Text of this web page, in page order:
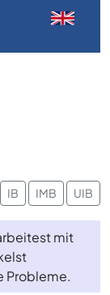
IB IMB UIB
mit
Probleme.